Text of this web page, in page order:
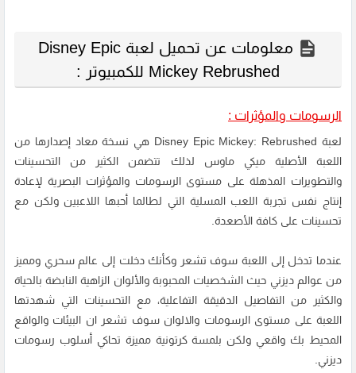
معلومات عن تحميل لعبة Disney Epic
Mickey Rebrushed للكمبيوتر :
الرسومات والمؤثرات :
لعبة Disney Epic Mickey: Rebrushed هي نسخة معاد إصدارها من
اللعبة الأصلية ميكي ماوس لذلك تتضمن الكثير من التحسينات
والتطويرات المذهلة على مستوى الرسومات والمؤثرات البصرية لإعادة
إنتاج نفس تجربة اللعب المسلية التي لطالما أحبها اللاعبين ولكن مع
تحسينات على كافة الأصعدة.
عندما تدخل إلى اللعبة سوف تشعر وكأنك دخلت إلى عالم سحري ومميز
من عوالم ديزني حيث الشخصيات المحبوبة والألوان الزاهية النابضة بالحياة
والكثير من التفاصيل الدقيقة التفاعلية، مع التحسينات التي شهدتها
اللعبة على مستوى الرسومات والالوان سوف تشعر ان البيئات والواقع
المحيط بك واقعي ولكن بلمسة كرتونية مميزة تحاكي أسلوب رسومات
ديزني.